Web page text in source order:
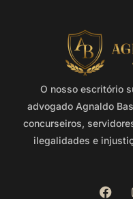
O nosso escritório
advogado Agnaldo
concurseiros,
ilegalidades e